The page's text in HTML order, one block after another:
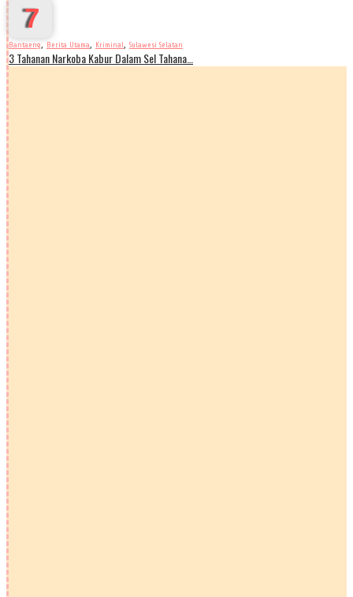
7
Bantaeng, Berita Utama, Kriminal, Sulawesi Selatan
3 Tahanan Narkoba Kabur Dalam Sel Tahana…